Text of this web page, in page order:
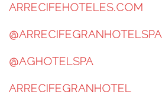
ARRECIFEHOTELES.COM
@ARRECIFEGRANHOTELSPA
@AGHOTELSPA
ARRECIFEGRANHOTEL